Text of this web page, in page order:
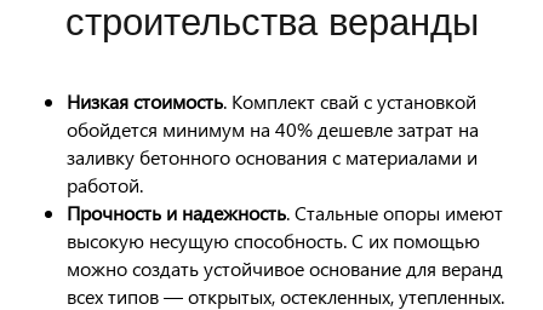
строительства веранды
Низкая стоимость. Комплект свай с установкой
обойдется минимум на 40% дешевле затрат на
заливку бетонного основания с материалами и
работой.
Прочность и надежность. Стальные опоры имеют
высокую несущую способность. С их помощью
можно создать устойчивое основание для веранд
всех типов — открытых, остекленных, утепленных.